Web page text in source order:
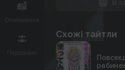
Оголошення
Персонажі
Схожі тайтли